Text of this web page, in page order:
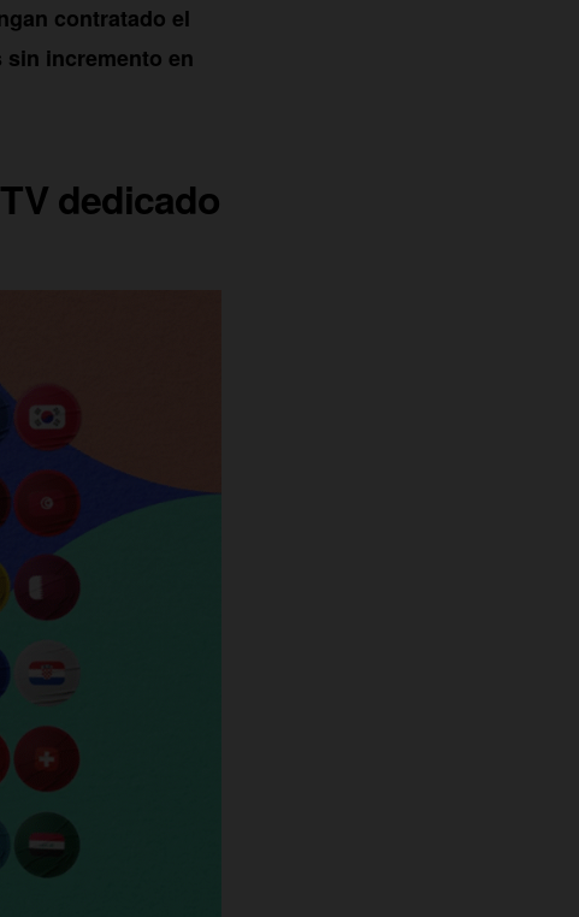
contratado el
sin incremento en
dedicado